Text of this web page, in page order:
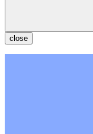
close